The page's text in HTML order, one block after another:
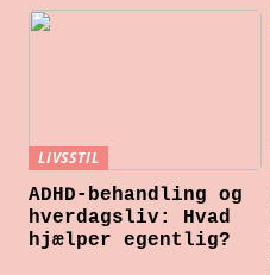
LIVSSTIL
ADHD-behandling og
hverdagsliv: Hvad
hjælper egentlig?